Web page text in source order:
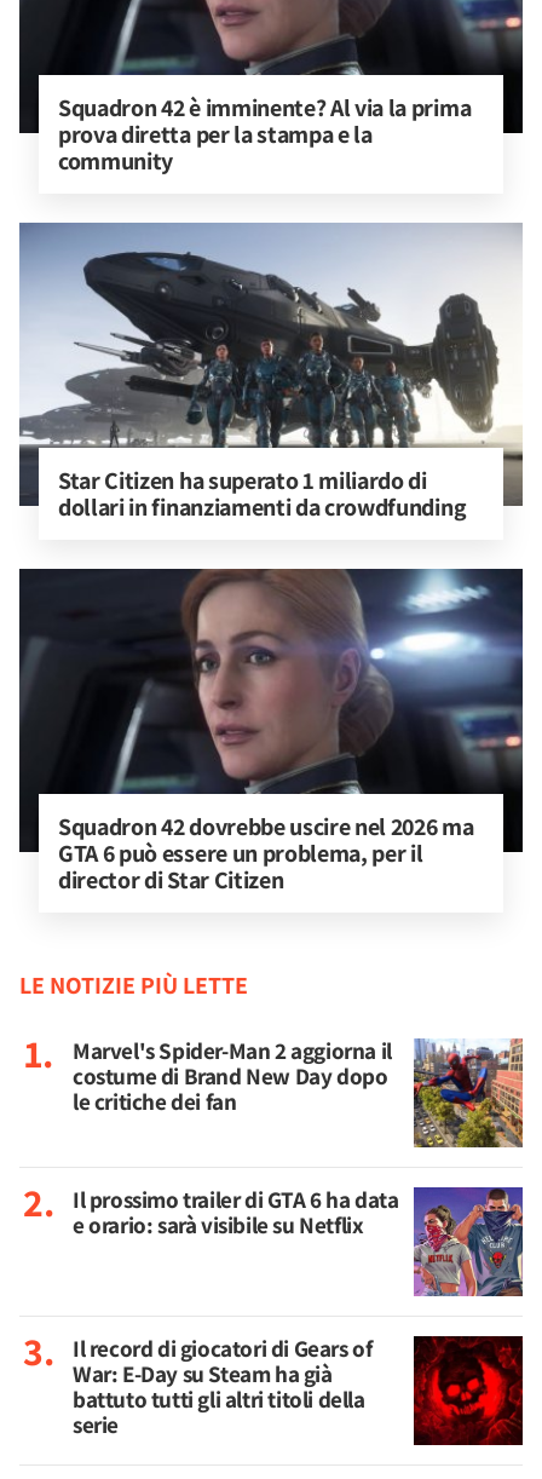
Squadron 42 è imminente? Al via la prima
prova diretta per la stampa e la
community
Star Citizen ha superato 1 miliardo di
dollari in finanziamenti da crowdfunding
Squadron 42 dovrebbe uscire nel 2026 ma
GTA 6 può essere un problema, per il
director di Star Citizen
LE NOTIZIE PIÙ LETTE
Marvel's Spider-Man 2 aggiorna il
costume di Brand New Day dopo
le critiche dei fan
Il prossimo trailer di GTA 6 ha data
e orario: sarà visibile su Netflix
Il record di giocatori di Gears of
War: E-Day su Steam ha già
battuto tutti gli altri titoli della
serie